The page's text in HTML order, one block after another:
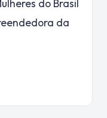
do Brasil
da